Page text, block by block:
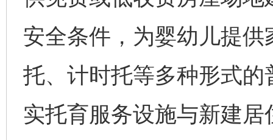
安全条件，为婴幼儿提
托、计时托等多种形式
实托育服务设施与新建